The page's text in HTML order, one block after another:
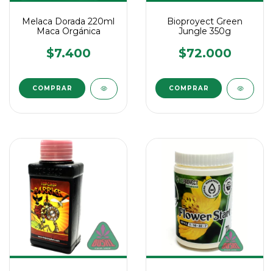
Melaca Dorada 220ml
Maca Orgánica
$7.400
Bioproyect Green
Jungle 350g
$72.000